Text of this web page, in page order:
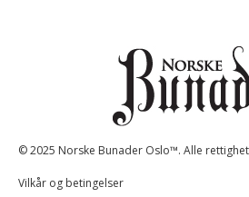
© 2025 Norske Bunader Oslo™. Alle
Vilkår og betingelser